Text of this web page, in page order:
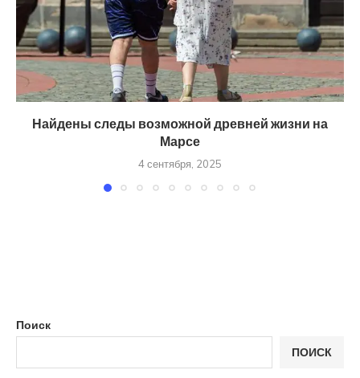
Найдены следы возможной древней жизни на
Марсе
4 сентября, 2025
Поиск
ПОИСК